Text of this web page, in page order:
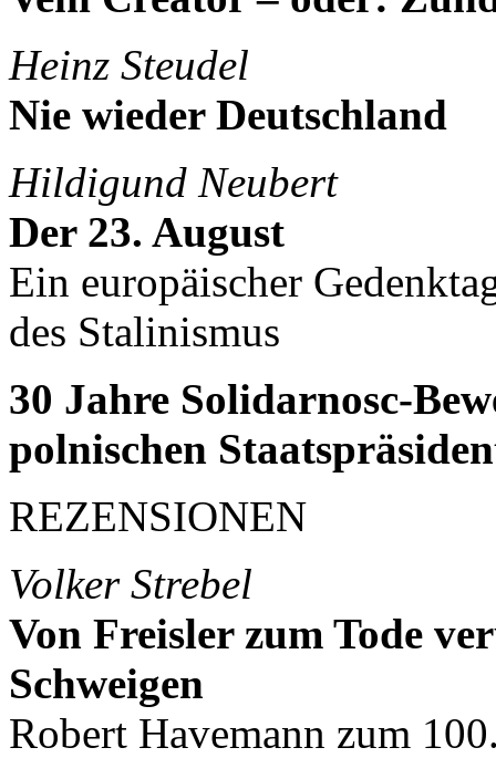
Heinz Steudel
Nie wieder Deutschland
Hildigund Neubert
Der 23. August
Ein europäischer
des Stalinismus
30 Jahre Solidarnosc-
polnischen
REZENSIONEN
Volker Strebel
Von Freisler zum Tode
Schweigen
Robert Havemann zum